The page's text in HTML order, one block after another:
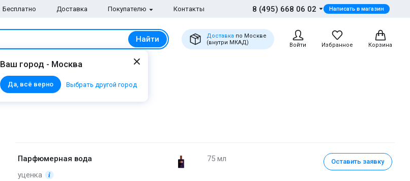
Бесплатно Доставка Покупателю Контакты 8 (495) 668 06 02 Написать в магазин
Найти Доставка по Москве
(внутри МКАД)
Войти Избранное Корзина
Ваш город - Москва
Да, всё верно Выбрать другой город
Парфюмерная вода
уценка
75 мл Оставить заявку